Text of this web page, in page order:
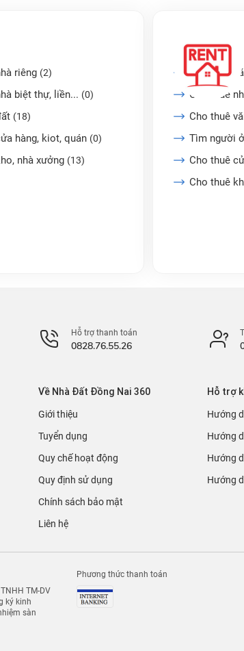
riêng (2)
biệt thự, liền... (0)
(18)
hàng, kiot, quán (0)
nhà xưởng (13)
Cho thuê
Cho thuê
Cho thuê
Tìm người
Cho thuê
Cho thuê
Hỗ trợ thanh toán
0828.76.55.26
Về Nhà Đất Đồng Nai 360
Giới thiệu
Tuyển dụng
Quy chế hoạt động
Quy định sử dụng
Chính sách bảo mật
Liên hệ
Hỗ trợ
Hướng
Hướng
Hướng
Hướng
TM-DV
ký kinh
sàn
Phương thức thanh toán